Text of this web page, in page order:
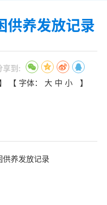
养发放记录
享到:
【 字体： 大 中 小 】
养发放记录